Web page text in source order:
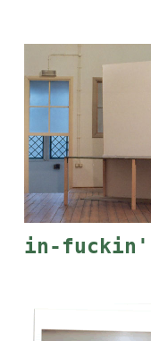
in-